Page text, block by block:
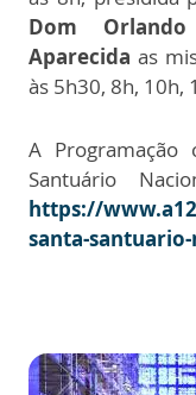
Dom Orlando
Aparecida as
às 5h30, 8h, 10h,
A Programação
Santuário
https://
santa-